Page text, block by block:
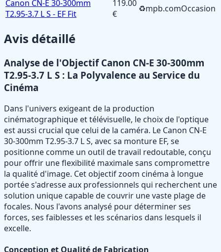
Canon CN-E 30-300mm
T2.95-3.7 L S - EF Fit
119.00
€
♻️mpb.comOccasion
Avis détaillé
Analyse de l'Objectif Canon CN-E 30-300mm
T2.95-3.7 L S : La Polyvalence au Service du
Cinéma
Dans l'univers exigeant de la production
cinématographique et télévisuelle, le choix de l'optique
est aussi crucial que celui de la caméra. Le Canon CN-E
30-300mm T2.95-3.7 L S, avec sa monture EF, se
positionne comme un outil de travail redoutable, conçu
pour offrir une flexibilité maximale sans compromettre
la qualité d'image. Cet objectif zoom cinéma à longue
portée s'adresse aux professionnels qui recherchent une
solution unique capable de couvrir une vaste plage de
focales. Nous l'avons analysé pour déterminer ses
forces, ses faiblesses et les scénarios dans lesquels il
excelle.
Conception et Qualité de Fabrication